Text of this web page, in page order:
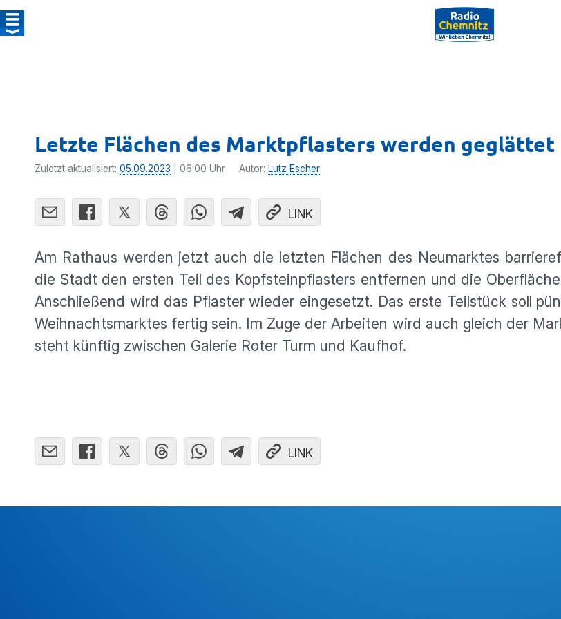
Letzte Flächen des Marktpflasters werden geglättet
Zuletzt aktualisiert: 05.09.2023 | 06:00 Uhr Autor: Lutz Escher
LINK
Am Rathaus werden jetzt auch die letzten Flächen des Neumarktes
die Stadt den ersten Teil des Kopfsteinpflasters entfernen und die
Anschließend wird das Pflaster wieder eingesetzt. Das erste Teilstück soll
Weihnachtsmarktes fertig sein. Im Zuge der Arbeiten wird auch gleich der
steht künftig zwischen Galerie Roter Turm und Kaufhof.
LINK